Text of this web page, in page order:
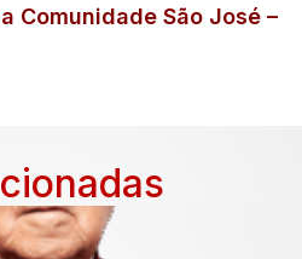
Comunidade São José –